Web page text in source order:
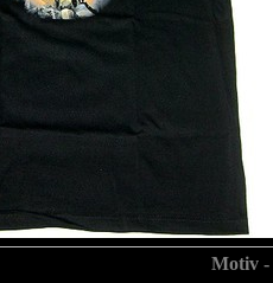
Motiv -